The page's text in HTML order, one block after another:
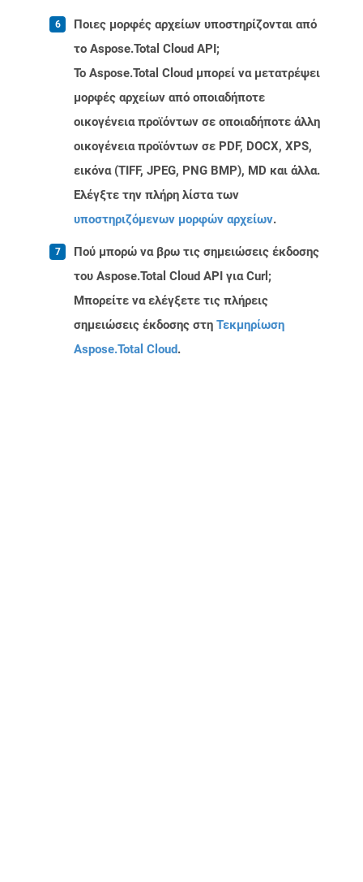
Ποιες μορφές αρχείων υποστηρίζονται από
το Aspose.Total Cloud API;
Το Aspose.Total Cloud μπορεί να μετατρέψει
μορφές αρχείων από οποιαδήποτε
οικογένεια προϊόντων σε οποιαδήποτε άλλη
οικογένεια προϊόντων σε PDF, DOCX, XPS,
εικόνα (TIFF, JPEG, PNG BMP), MD και άλλα.
Ελέγξτε την πλήρη λίστα των
υποστηριζόμενων μορφών αρχείων.
Πού μπορώ να βρω τις σημειώσεις έκδοσης
του Aspose.Total Cloud API για Curl;
Μπορείτε να ελέγξετε τις πλήρεις
σημειώσεις έκδοσης στη Τεκμηρίωση
Aspose.Total Cloud.